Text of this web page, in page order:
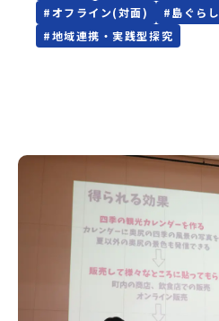
#オフライン(対面) #島ぐらし
#地域連携・実践型探究